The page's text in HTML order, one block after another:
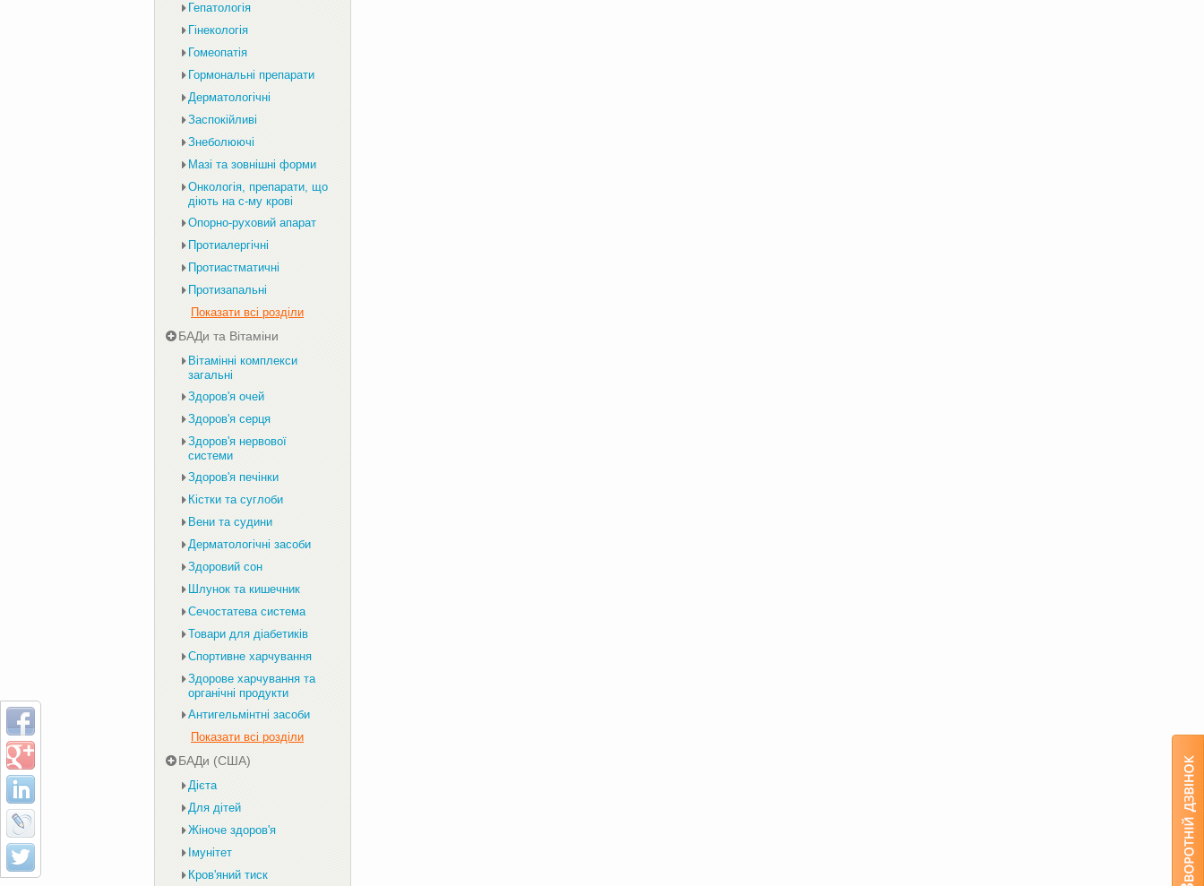
Гепатологія
Гінекологія
Гомеопатія
Гормональні препарати
Дерматологічні
Заспокійливі
Знеболюючі
Мазі та зовнішні форми
Онкологія, препарати, що
діють на с-му крові
Опорно-руховий апарат
Протиалергічні
Протиастматичні
Протизапальні
Показати всі розділи
БАДи та Вітаміни
Вітамінні комплекси
загальні
Здоров'я очей
Здоров'я серця
Здоров'я нервової
системи
Здоров'я печінки
Кістки та суглоби
Вени та судини
Дерматологічні засоби
Здоровий сон
Шлунок та кишечник
Сечостатева система
Товари для діабетиків
Спортивне харчування
Здорове харчування та
органічні продукти
Антигельмінтні засоби
Показати всі розділи
БАДи (США)
Дієта
Для дітей
Жіноче здоров'я
Імунітет
Кров'яний тиск